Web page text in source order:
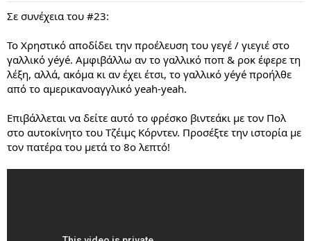
Σε συνέχεια του #23:
Το Χρηστικό αποδίδει την προέλευση του γεγέ / γιεγιέ στο
γαλλικό yéyé. Αμφιβάλλω αν το γαλλικό ποπ & ροκ έφερε τη
λέξη, αλλά, ακόμα κι αν έχει έτσι, το γαλλικό yéyé προήλθε
από το αμερικανοαγγλικό yeah-yeah.
Επιβάλλεται να δείτε αυτό το φρέσκο βιντεάκι με τον Πολ
στο αυτοκίνητο του Τζέιμς Κόρντεν. Προσέξτε την ιστορία με
τον πατέρα του μετά το 8ο λεπτό!